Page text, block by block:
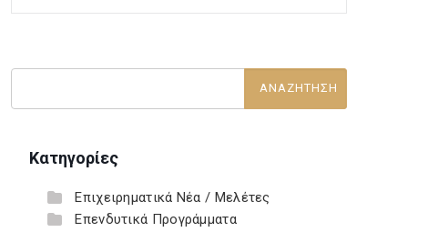
Κατηγορίες
Επιχειρηματικά Νέα / Μελέτες
Επενδυτικά Προγράμματα